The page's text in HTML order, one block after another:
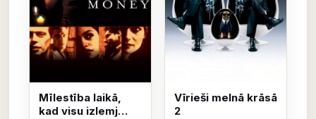
Mīlestība laikā,
kad visu izlemj
Vīrieši melnā krāsā
2